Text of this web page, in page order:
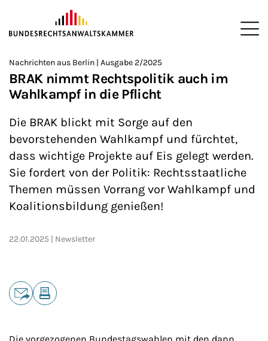
ZUM HAUPTINHALT SPRINGEN
Sie befinden sich hier:
>
Startseite
>
Newsroom
>
Newsletter
>
Nachrichten aus Berlin | Ausgabe 2/2025
BRAK nimmt Rechtspolitik auch im
Wahlkampf in die Pflicht
Die BRAK blickt mit Sorge auf den
bevorstehenden Wahlkampf und fürchtet,
dass wichtige Projekte auf Eis gelegt werden.
Sie fordert von der Politik: Rechtsstaatliche
Themen müssen Vorrang vor Wahlkampf und
Koalitionsbildung genießen!
22.01.2025 Newsletter
Teilen